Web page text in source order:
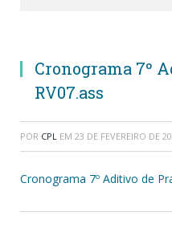
Cronograma 7º
RV07.ass
POR CPL EM 23 DE FEVEREIRO DE
Cronograma 7º Aditivo de